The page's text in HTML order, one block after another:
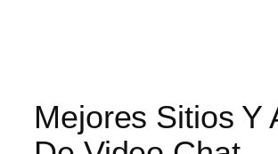
Mejores Sitios Y